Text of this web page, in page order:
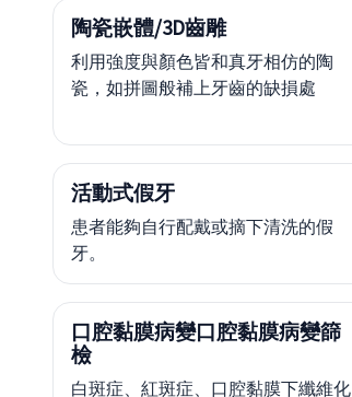
陶瓷嵌體/3D齒雕
利用強度與顏色皆和真牙相仿的陶
瓷，如拼圖般補上牙齒的缺損處
活動式假牙
患者能夠自行配戴或摘下清洗的假
牙。
口腔黏膜病變口腔黏膜病變篩
檢
白斑症、紅斑症、口腔黏膜下纖維化